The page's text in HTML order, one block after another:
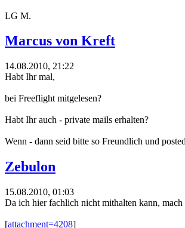
LG M.
Marcus von Kreft
14.08.2010, 21:22
Habt Ihr mal,
bei Freeflight mitgelesen?
Habt Ihr auch - private mails erhalten?
Wenn - dann seid bitte so Freundlich und
Zebulon
15.08.2010, 01:03
Da ich hier fachlich nicht mithalten kann,
[attachment=4208]